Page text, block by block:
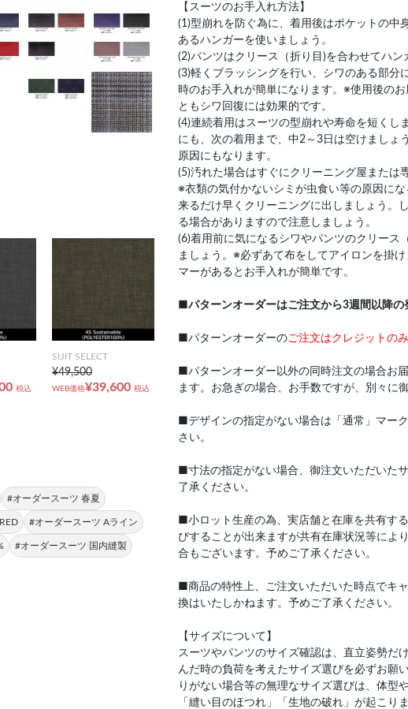
税込
SUIT SELECT
¥49,500
WEB価格¥39,600 税込
#オーダースーツ 春夏
#オーダースーツ Aライン
#オーダースーツ 国内縫製
【スーツのお手入れ方法】
(1)型崩れを防ぐ為に、着用後はポケットの中
あるハンガーを使いましょう。
(2)パンツはクリース（折り目)を合わせてハン
(3)軽くブラッシングを行い、シワのある部分
時のお手入れが簡単になります。※使用後の
ともシワ回復には効果的です。
(4)連続着用はスーツの型崩れや寿命を短くし
にも、次の着用まで、中2～3日は空けましょ
原因にもなります。
(5)汚れた場合はすぐにクリーニング屋または
※衣類の気付かないシミが虫食い等の原因に
来るだけ早くクリーニングに出しましょう。
る場合がありますので注意しましょう。
(6)着用前に気になるシワやパンツのクリース
ましょう。※必ずあて布をしてアイロンを掛
マーがあるとお手入れが簡単です。
パターンオーダーはご注文から3週間以降の
■パターンオーダーのご注文はクレジットの
■パターンオーダー以外の同時注文の場合お
ます。お急ぎの場合、お手数ですが、別々に
■デザインの指定がない場合は「通常」マー
さい。
■寸法の指定がない場合、御注文いただいた
了承ください。
■小ロット生産の為、実店舗と在庫を共有す
びすることが出来ますが共有在庫状況等によ
合もございます。予めご了承ください。
■商品の特性上、ご注文いただいた時点でキ
換はいたしかねます。予めご了承ください。
【サイズについて】
スーツやパンツのサイズ確認は、直立姿勢だ
んだ時の負荷を考えたサイズ選びを必ずお願
りがない場合等の無理なサイズ選びは、体型
「縫い目のほつれ」「生地の破れ」が起こり